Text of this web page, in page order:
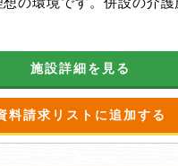
施設詳細を見る
料請求リストに追加する